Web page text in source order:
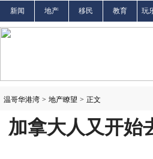
新闻 地产 移民 教育 玩
温哥华港湾 > 地产瞭望 > 正文
加拿大人又开始